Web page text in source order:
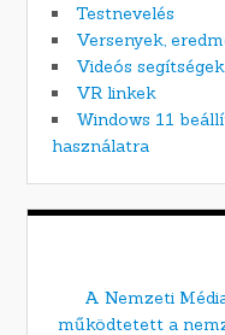
Testnevelés
Versenyek,
Videós
VR linkek
Windows 11
használatra
A Nemzeti
működtetett a